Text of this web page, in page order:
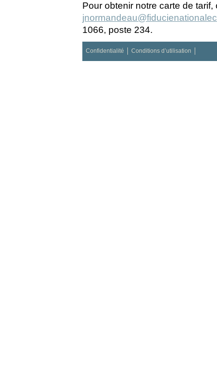
Pour obtenir notre carte de
1066, poste 234.
Confidentialité Conditions d’utilisation